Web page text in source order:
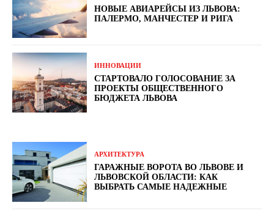
НОВЫЕ АВИАРЕЙСЫ ИЗ ЛЬВОВА:
ПАЛЕРМО, МАНЧЕСТЕР И РИГА
ИННОВАЦИИ
СТАРТОВАЛО ГОЛОСОВАНИЕ ЗА
ПРОЕКТЫ ОБЩЕСТВЕННОГО
БЮДЖЕТА ЛЬВОВА
АРХИТЕКТУРА
ГАРАЖНЫЕ ВОРОТА ВО ЛЬВОВЕ И
ЛЬВОВСКОЙ ОБЛАСТИ: КАК
ВЫБРАТЬ САМЫЕ НАДЕЖНЫЕ